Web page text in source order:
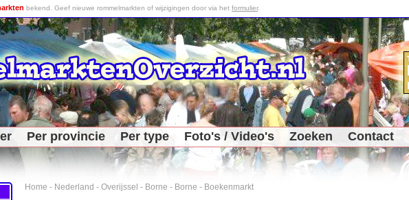
bekend. Geef nieuwe rommelmarkten of wijzigingen door via het formulier.
Per provincie Per type Foto's / Video's Zoeken Contact
Home - Nederland - Overijssel - Borne - Borne - Boekenmarkt